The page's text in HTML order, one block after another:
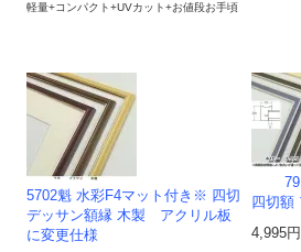
軽量+コンパクト+UVカット+お値段お手頃
5702魁 水彩F4マット付き※ 四切
デッサン額縁 木製 アクリル板
に変更仕様
四切額
4,995